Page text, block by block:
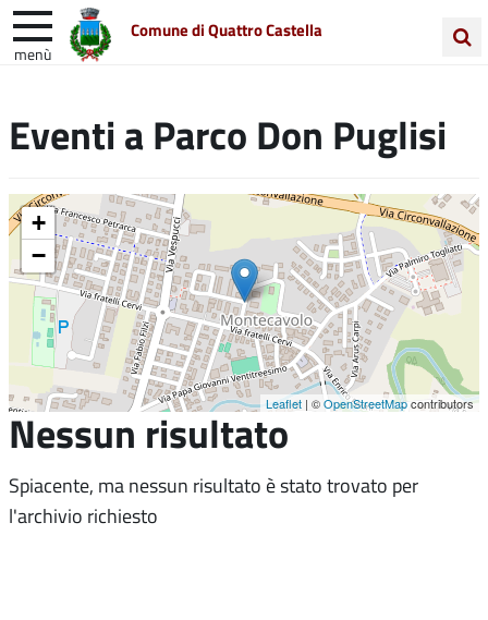
Comune di Quattro Castella
menù
sito
Unione Colline Matildiche
Eventi aParco Don Puglisi
+
−
Leaflet | ©OpenStreetMapcontributors
Nessun risultato
Spiacente, ma nessun risultato è stato trovato per
l'archivio richiesto